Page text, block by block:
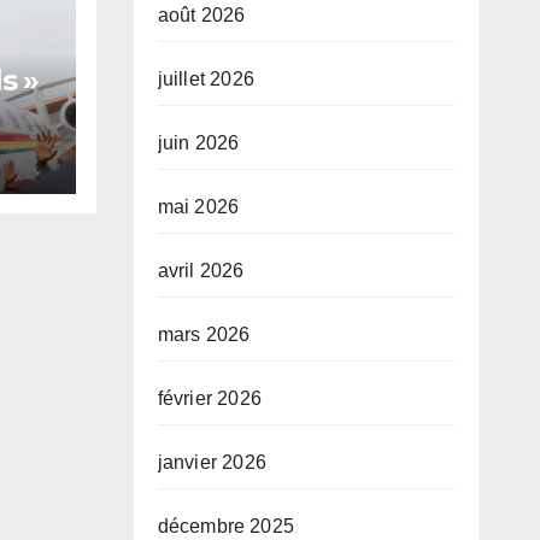
»
août 2026
juillet 2026
juin 2026
mai 2026
avril 2026
mars 2026
février 2026
janvier 2026
décembre 2025